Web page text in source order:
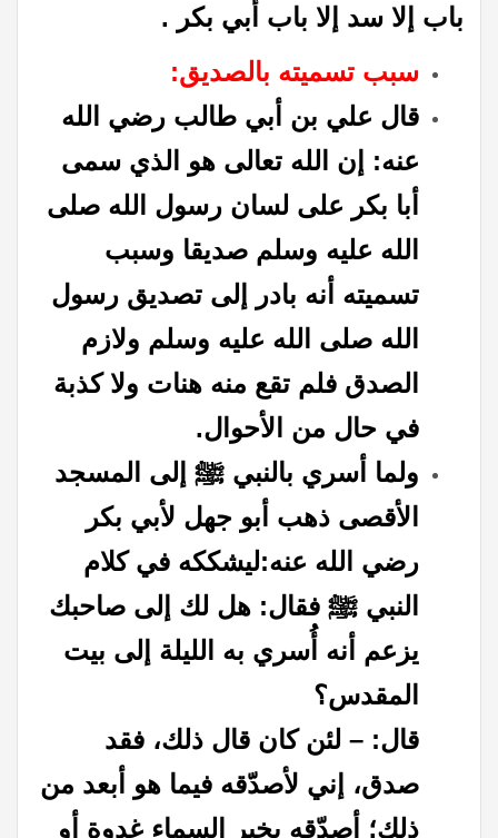
باب إلا سد إلا باب أبي بكر .
سبب تسميته بالصديق:
قال علي بن أبي طالب رضي الله
عنه: إن الله تعالى هو الذي سمى
أبا بكر على لسان رسول الله صلى
الله عليه وسلم صديقا وسبب
تسميته أنه بادر إلى تصديق رسول
الله صلى الله عليه وسلم ولازم
الصدق فلم تقع منه هنات ولا كذبة
في حال من الأحوال.
ولما أسري بالنبي ﷺ إلى المسجد
الأقصى ذهب أبو جهل لأبي بكر
رضي الله عنه:ليشككه في كلام
النبي ﷺ فقال: هل لك إلى صاحبك
يزعم أنه أُسري به الليلة إلى بيت
المقدس؟
قال: – لئن كان قال ذلك، فقد
صدق، إني لأصدّقه فيما هو أبعد من
ذلك؛ أصدّقه بخبر السماء غدوة أو